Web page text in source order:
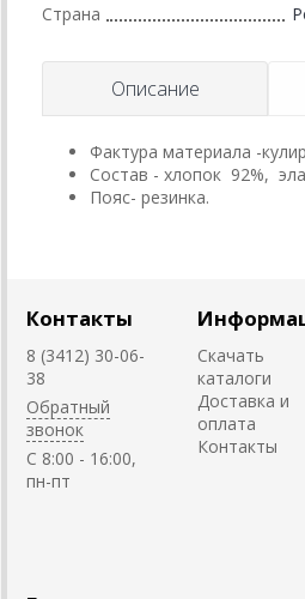
Страна
Описание
Фактура материала -
Состав - хлопок 92%,
Пояс- резинка.
Контакты
8 (3412) 30-06-
38
Обратный
звонок
C 8:00 - 16:00,
пн-пт
Скачать
каталоги
Доставка и
оплата
Контакты